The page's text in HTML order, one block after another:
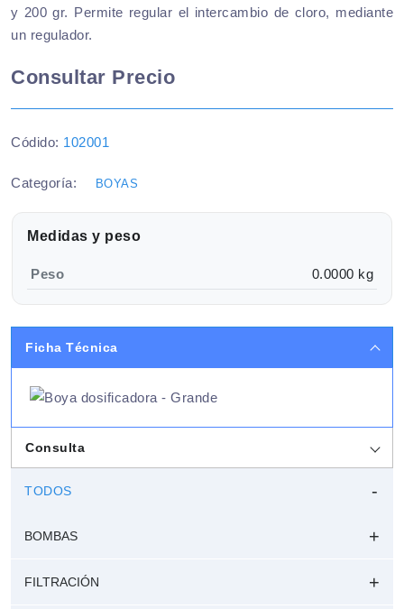
y 200 gr. Permite regular el intercambio de cloro, mediante
un regulador.
Consultar Precio
Códido: 102001
Categoría: BOYAS
Medidas y peso
Peso 0.0000 kg
Ficha Técnica
Consulta
TODOS
BOMBAS
FILTRACIÓN